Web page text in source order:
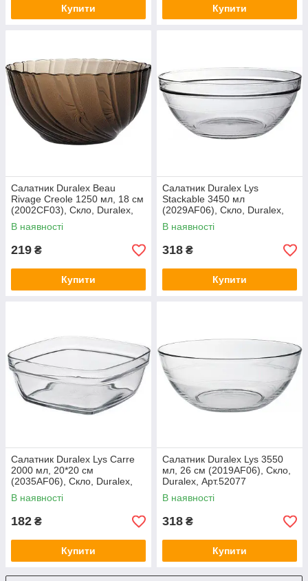
Купити Купити
Салатник Duralex Beau
Rivage Creole 1250 мл, 18 см
(2002CF03), Скло, Duralex,
Арт.52054
В наявності
219 ₴
Купити
Салатник Duralex Lys
Stackable 3450 мл
(2029AF06), Скло, Duralex,
Арт.52060
В наявності
318 ₴
Купити
Салатник Duralex Lys Carre
2000 мл, 20*20 см
(2035AF06), Скло, Duralex,
Арт.52065
В наявності
182 ₴
Купити
Салатник Duralex Lys 3550
мл, 26 см (2019AF06), Скло,
Duralex, Арт.52077
В наявності
318 ₴
Купити